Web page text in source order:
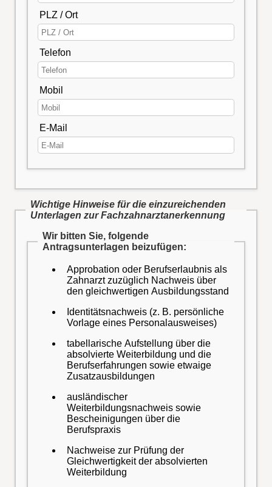
PLZ / Ort
Telefon
Mobil
E-Mail
Wichtige Hinweise für die einzureichenden
Unterlagen zur Fachzahnarztanerkennung
Wir bitten Sie, folgende
Antragsunterlagen beizufügen:
Approbation oder Berufserlaubnis als
Zahnarzt zuzüglich Nachweis über
den gleichwertigen Ausbildungsstand
Identitätsnachweis (z. B. persönliche
Vorlage eines Personalausweises)
tabellarische Aufstellung über die
absolvierte Weiterbildung und die
Berufserfahrungen sowie etwaige
Zusatzausbildungen
ausländischer
Weiterbildungsnachweis sowie
Bescheinigungen über die
Berufspraxis
Nachweise zur Prüfung der
Gleichwertigkeit der absolvierten
Weiterbildung